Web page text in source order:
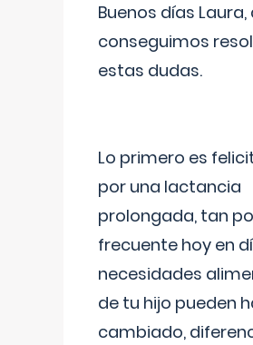
Buenos días Laura,
conseguimos
estas dudas.
Lo primero es
por una lactancia
prolongada, tan
frecuente hoy en
necesidades
de tu hijo pueden
cambiado,